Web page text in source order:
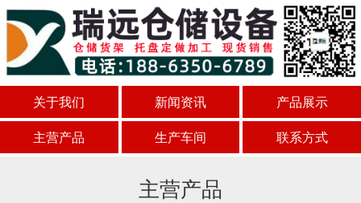
关于我们 新闻资讯
产品展示
主营产品
生产车间 联系方式
主营产品